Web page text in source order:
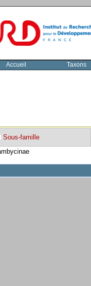
Accueil Taxons
Sous-famille